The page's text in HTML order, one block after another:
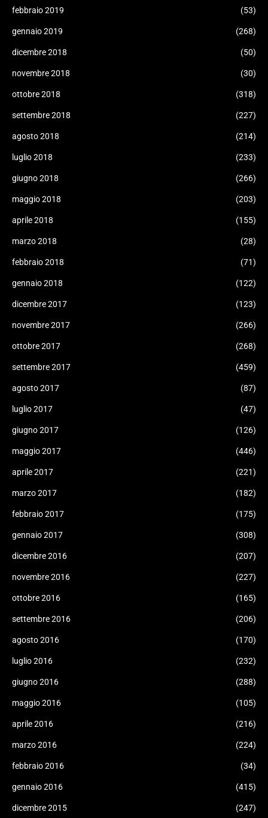
febbraio 2019 (53)
gennaio 2019 (268)
dicembre 2018 (50)
novembre 2018 (30)
ottobre 2018 (318)
settembre 2018 (227)
agosto 2018 (214)
luglio 2018 (233)
giugno 2018 (266)
maggio 2018 (203)
aprile 2018 (155)
marzo 2018 (28)
febbraio 2018 (71)
gennaio 2018 (122)
dicembre 2017 (123)
novembre 2017 (266)
ottobre 2017 (268)
settembre 2017 (459)
agosto 2017 (87)
luglio 2017 (47)
giugno 2017 (126)
maggio 2017 (446)
aprile 2017 (221)
marzo 2017 (182)
febbraio 2017 (175)
gennaio 2017 (308)
dicembre 2016 (207)
novembre 2016 (227)
ottobre 2016 (165)
settembre 2016 (206)
agosto 2016 (170)
luglio 2016 (232)
giugno 2016 (288)
maggio 2016 (105)
aprile 2016 (216)
marzo 2016 (224)
febbraio 2016 (34)
gennaio 2016 (415)
dicembre 2015 (247)